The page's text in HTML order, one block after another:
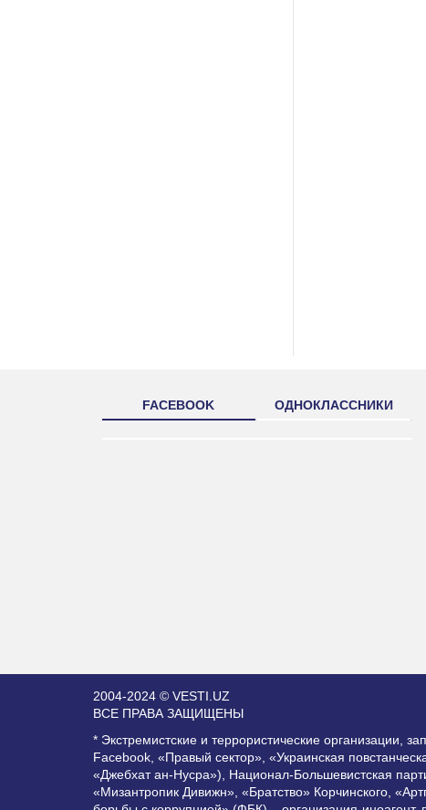
FACEBOOK ОДНОКЛАССНИКИ
2004-2024 © VESTI.UZ
ВСЕ ПРАВА ЗАЩИЩЕНЫ
* Экстремистские и террористические организации,
Facebook, «Правый сектор», «Украинская
«Джебхат ан-Нусра»), Национал-Большевистская
«Мизантропик Дивижн», «Братство» Корчинского,